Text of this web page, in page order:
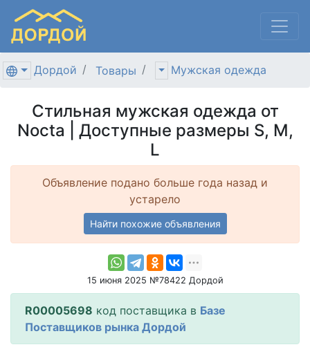
Дордой Товары Мужская одежда
Стильная мужская одежда от
Nocta | Доступные размеры S, M,
L
Объявление подано больше года назад и
устарело
Найти похожие объявления
15 июня 2025 №78422 Дордой
R00005698 код поставщика в Базе
Поставщиков рынка Дордой